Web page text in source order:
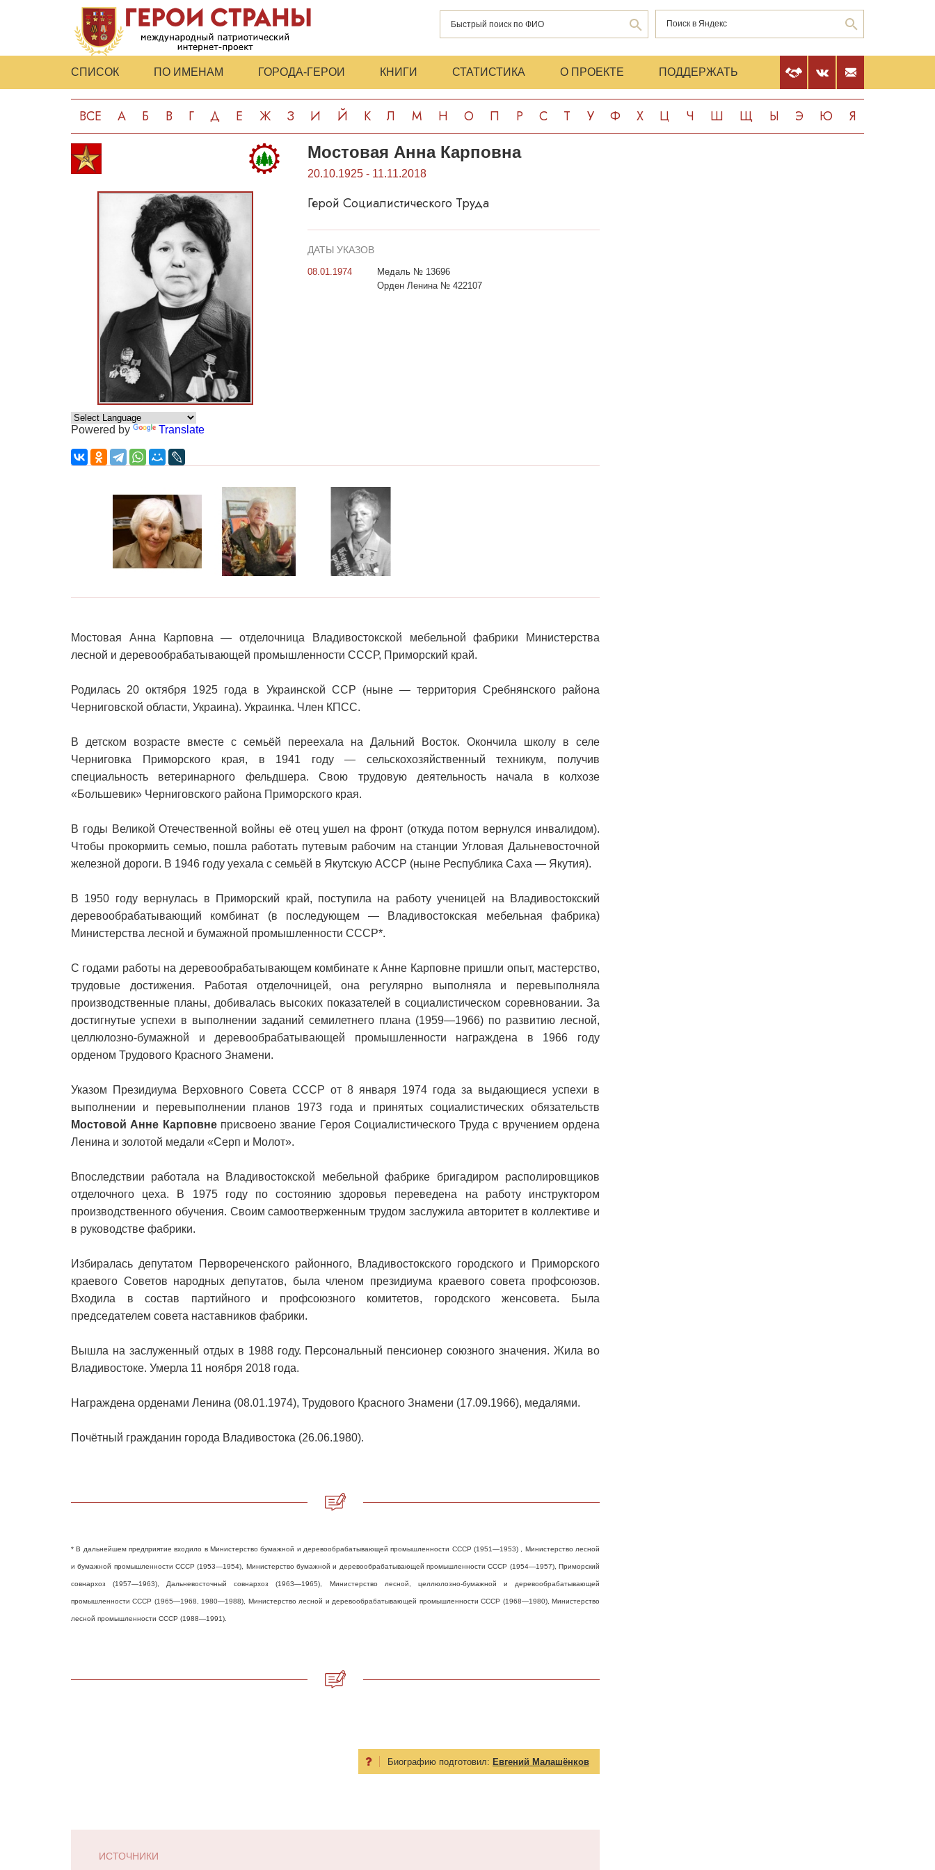
СПИСОК ПО ИМЕНАМ ГОРОДА-ГЕРОИ КНИГИ СТАТИСТИКА О ПРОЕКТЕ ПОДДЕРЖАТЬ
ВСЕ А Б В Г Д Е Ж З И Й К Л М Н О П Р С Т У Ф Х Ц Ч Ш Щ Ы Э Ю Я
Powered by Translate
Мостовая Анна Карповна
20.10.1925 - 11.11.2018
Герой Социалистического Труда
ДАТЫ УКАЗОВ
08.01.1974
Медаль № 13696
Орден Ленина № 422107
Мостовая Анна Карповна — отделочница Владивостокской мебельной фабрики Министерства
лесной и деревообрабатывающей промышленности СССР, Приморский край.
Родилась 20 октября 1925 года в Украинской ССР (ныне — территория Сребнянского района
Черниговской области, Украина). Украинка. Член КПСС.
В детском возрасте вместе с семьёй переехала на Дальний Восток. Окончила школу в селе
Черниговка Приморского края, в 1941 году — сельскохозяйственный техникум, получив
специальность ветеринарного фельдшера. Свою трудовую деятельность начала в колхозе
«Большевик» Черниговского района Приморского края.
В годы Великой Отечественной войны её отец ушел на фронт (откуда потом вернулся инвалидом).
Чтобы прокормить семью, пошла работать путевым рабочим на станции Угловая Дальневосточной
железной дороги. В 1946 году уехала с семьёй в Якутскую АССР (ныне Республика Саха — Якутия).
В 1950 году вернулась в Приморский край, поступила на работу ученицей на Владивостокский
деревообрабатывающий комбинат (в последующем — Владивостокская мебельная фабрика)
Министерства лесной и бумажной промышленности СССР*.
С годами работы на деревообрабатывающем комбинате к Анне Карповне пришли опыт, мастерство,
трудовые достижения. Работая отделочницей, она регулярно выполняла и перевыполняла
производственные планы, добивалась высоких показателей в социалистическом соревновании. За
достигнутые успехи в выполнении заданий семилетнего плана (1959—1966) по развитию лесной,
целлюлозно-бумажной и деревообрабатывающей промышленности награждена в 1966 году
орденом Трудового Красного Знамени.
Указом Президиума Верховного Совета СССР от 8 января 1974 года за выдающиеся успехи в
выполнении и перевыполнении планов 1973 года и принятых социалистических обязательств
Мостовой Анне Карповнеприсвоено звание Героя Социалистического Труда с вручением ордена
Ленина и золотой медали «Серп и Молот».
Впоследствии работала на Владивостокской мебельной фабрике бригадиром располировщиков
отделочного цеха. В 1975 году по состоянию здоровья переведена на работу инструктором
производственного обучения. Своим самоотверженным трудом заслужила авторитет в коллективе и
в руководстве фабрики.
Избиралась депутатом Первореченского районного, Владивостокского городского и Приморского
краевого Советов народных депутатов, была членом президиума краевого совета профсоюзов.
Входила в состав партийного и профсоюзного комитетов, городского женсовета. Была
председателем совета наставников фабрики.
Вышла на заслуженный отдых в 1988 году. Персональный пенсионер союзного значения. Жила во
Владивостоке. Умерла 11 ноября 2018 года.
Награждена орденами Ленина (08.01.1974), Трудового Красного Знамени (17.09.1966), медалями.
Почётный гражданин города Владивостока (26.06.1980).
* В дальнейшем предприятие входило в Министерство бумажной и деревообрабатывающей промышленности СССР (1951—1953) , Министерство лесной
и бумажной промышленности СССР (1953—1954), Министерство бумажной и деревообрабатывающей промышленности СССР (1954—1957), Приморский
совнархоз (1957—1963), Дальневосточный совнархоз (1963—1965), Министерство лесной, целлюлозно-бумажной и деревообрабатывающей
промышленности СССР (1965—1968, 1980—1988), Министерство лесной и деревообрабатывающей промышленности СССР (1968—1980), Министерство
лесной промышленности СССР (1988—1991).
Биографию подготовил: Евгений Малашёнков
ИСТОЧНИКИ